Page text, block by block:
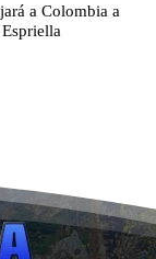
a Colombia a